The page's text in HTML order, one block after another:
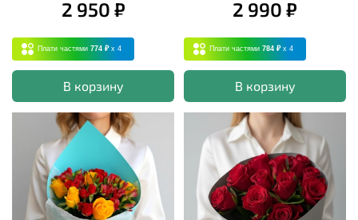
2 950 ₽
Плати частями 774 ₽ x 4
В корзину
2 990 ₽
Плати частями 784 ₽ x 4
В корзину